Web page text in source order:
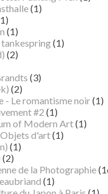
(1)
(1)
(1)
(2)
(3)
(2)
- Le romantisme noir(1)
#2 (1)
of Modern Art(1)
d'art(1)
(1)
(2)
de la Photographie
(1)